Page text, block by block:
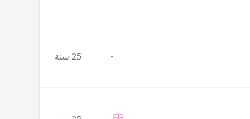
- 25 سنة